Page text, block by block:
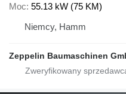
Moc 55.13 kW (75 KM)
Niemcy, Hamm
Zeppelin Baumaschinen